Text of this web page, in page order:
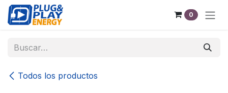
Ir al contenido
0
Todos los productos